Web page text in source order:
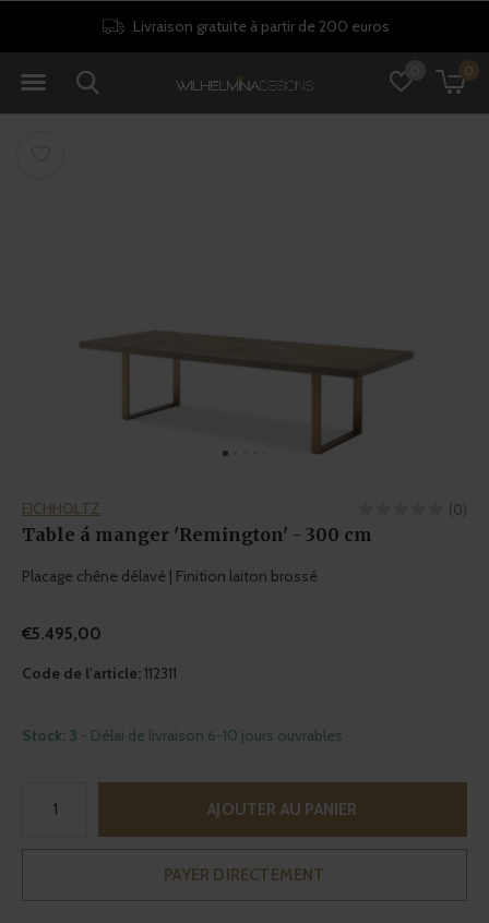
0
Livraison gratuite à partir de 200 euros
EICHHOLTZ (0)
Table á manger 'Remington' - 300 cm
Placage chêne délavé | Finition laiton brossé
€5.495,00
Code de l'article:112311
Stock: 3 - Délai de livraison 6-10 jours ouvrables
AJOUTER AU PANIER
PAYER DIRECTEMENT